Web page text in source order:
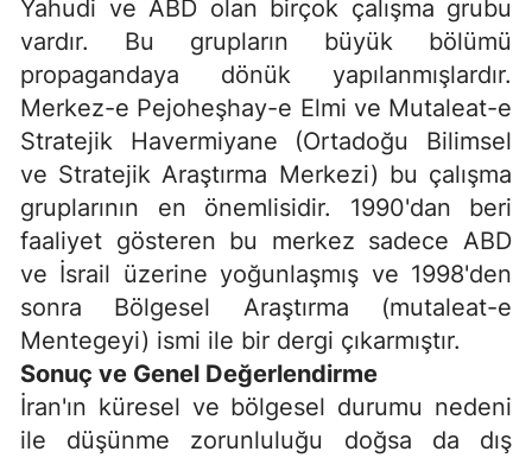
Yahudi ve ABD olan birçok çalışma grubu
vardır. Bu grupların büyük bölümü
propagandaya dönük yapılanmışlardır.
Merkez-e Pejoheşhay-e Elmi ve Mutaleat-e
Stratejik Havermiyane (Ortadoğu Bilimsel
ve Stratejik Araştırma Merkezi) bu çalışma
gruplarının en önemlisidir. 1990'dan beri
faaliyet gösteren bu merkez sadece ABD
ve İsrail üzerine yoğunlaşmış ve 1998'den
sonra Bölgesel Araştırma (mutaleat-e
Mentegeyi) ismi ile bir dergi çıkarmıştır.
Sonuç ve Genel Değerlendirme
İran'ın küresel ve bölgesel durumu nedeni
ile düşünme zorunluluğu doğsa da dış